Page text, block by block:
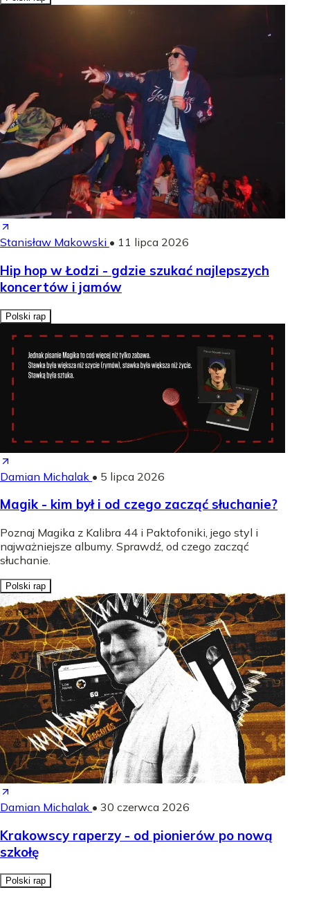
Stanisław Makowski • 11 lipca 2026
Hip hop w Łodzi - gdzie szukać najlepszych
koncertów i jamów
Polski rap
Damian Michalak • 5 lipca 2026
Magik - kim był i od czego zacząć słuchanie?
Poznaj Magika z Kalibra 44 i Paktofoniki, jego styl i
najważniejsze albumy. Sprawdź, od czego zacząć
słuchanie.
Polski rap
Damian Michalak • 30 czerwca 2026
Krakowscy raperzy - od pionierów po nową
szkołę
Polski rap